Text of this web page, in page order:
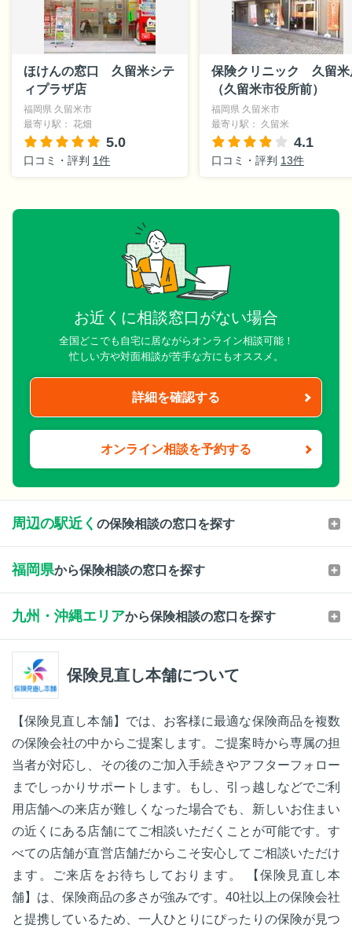
ほけんの窓口 久留米シテ
ィプラザ店
福岡県 久留米市
最寄り駅： 花畑
5.0
口コミ・評判 1件
保険クリニック 久留米
（久留米市役所前）
福岡県 久留米市
最寄り駅： 久留米
4.1
口コミ・評判 13件
お近くに相談窓口がない場合
全国どこでも自宅に居ながらオンライン相談可能！
忙しい方や対面相談が苦手な方にもオススメ。
詳細を確認する
オンライン相談を予約する
周辺の駅近く の保険相談の窓口を探す
福岡県から保険相談の窓口を探す
九州・沖縄エリアから保険相談の窓口を探す
保険見直し本舗について
【保険見直し本舗】では、お客様に最適な保険商品を複数
の保険会社の中からご提案します。ご提案時から専属の担
当者が対応し、その後のご加入手続きやアフターフォロー
までしっかりサポートします。もし、引っ越しなどでご利
用店舗への来店が難しくなった場合でも、新しいお住まい
の近くにある店舗にてご相談いただくことが可能です。す
べての店舗が直営店舗だからこそ安心してご相談いただけ
ます。ご来店をお待ちしております。 【保険見直し本
舗】は、保険商品の多さが強みです。40社以上の保険会社
と提携しているため、一人ひとりにぴったりの保険が見つ